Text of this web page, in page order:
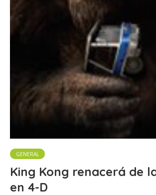
GENERAL
King Kong renacerá de
en 4-D